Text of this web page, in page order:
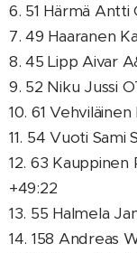
6. 51 Härmä Antti
7. 49 Haaranen
8. 45 Lipp Aivar
9. 52 Niku Jussi
10. 61
11. 54 Vuoti Sami
12. 63
+49:22
13. 55 Halmela
14. 158 Andreas